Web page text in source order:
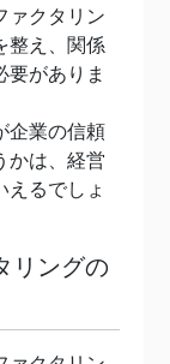
ァクタリン
整え、関係
要がありま
企業の信頼
かは、経営
えるでしょ
リングの